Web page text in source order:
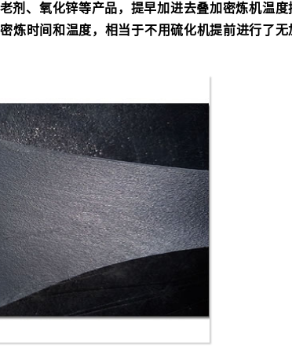
剂、氧化锌等产品，提早加进去叠加密炼机温度
炼时间和温度，相当于不用硫化机提前进行了无